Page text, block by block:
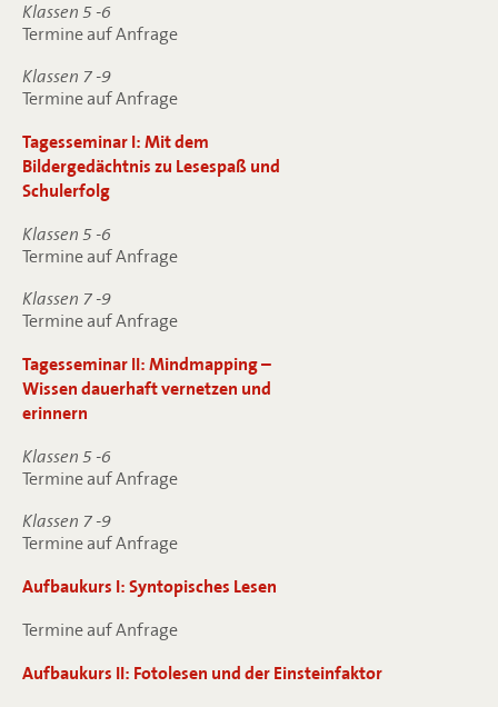
Klassen 5 -6
Termine auf Anfrage
Klassen 7 -9
Termine auf Anfrage
Tagesseminar I: Mit dem
Bildergedächtnis zu Lesespaß und
Schulerfolg
Klassen 5 -6
Termine auf Anfrage
Klassen 7 -9
Termine auf Anfrage
Tagesseminar II: Mindmapping –
Wissen dauerhaft vernetzen und
erinnern
Klassen 5 -6
Termine auf Anfrage
Klassen 7 -9
Termine auf Anfrage
Aufbaukurs I: Syntopisches Lesen
Termine auf Anfrage
Aufbaukurs II: Fotolesen und der Einsteinfaktor